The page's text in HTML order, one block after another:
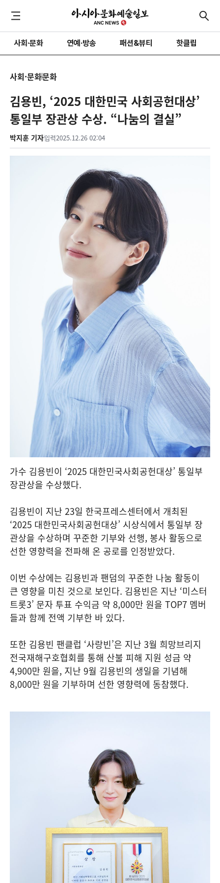
사회·문화 연예·방송 패션&뷰티 핫클립
사회·문화문화
김용빈, ‘2025 대한민국 사회공헌대상’
통일부 장관상 수상. “나눔의 결실”
박지훈 기자입력2025.12.26 02:04
가수 김용빈이 ‘2025 대한민국사회공헌대상’ 통일부
장관상을 수상했다.
김용빈이 지난 23일 한국프레스센터에서 개최된
‘2025 대한민국사회공헌대상’ 시상식에서 통일부 장
관상을 수상하며 꾸준한 기부와 선행, 봉사 활동으로
선한 영향력을 전파해 온 공로를 인정받았다.
이번 수상에는 김용빈과 팬덤의 꾸준한 나눔 활동이
큰 영향을 미친 것으로 보인다. 김용빈은 지난 ‘미스터
트롯3’ 문자 투표 수익금 약 8,000만 원을 TOP7 멤버
들과 함께 전액 기부한 바 있다.
또한 김용빈 팬클럽 ‘사랑빈’은 지난 3월 희망브리지
전국재해구호협회를 통해 산불 피해 지원 성금 약
4,900만 원을, 지난 9월 김용빈의 생일을 기념해
8,000만 원을 기부하며 선한 영향력에 동참했다.